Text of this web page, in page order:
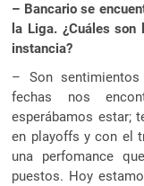
– Bancario se
la Liga. ¿Cuáles
instancia?
– Son
fechas nos
esperábamos estar;
en playoffs y con el
una perfomance
puestos. Hoy